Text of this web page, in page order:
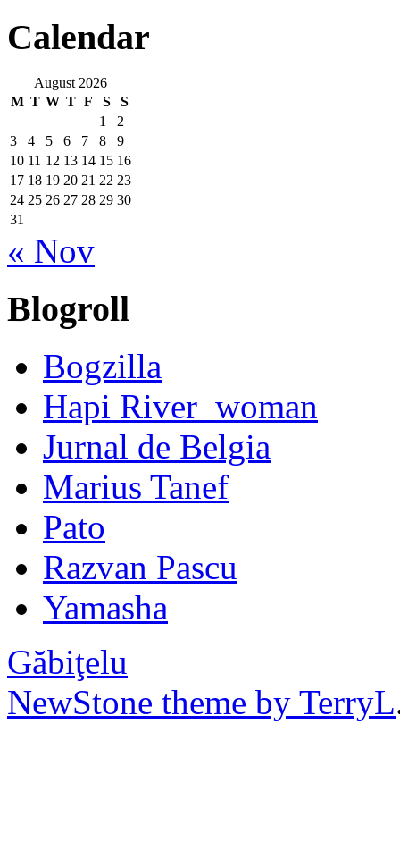
Calendar
August 2026
M T W T F S
S
1
2
3
4 5 6 7 8
9
10 11 12 13 14 15 16
17 18 19 20 21 22 23
24 25 26 27 28 29 30
31
« Nov
Blogroll
Bogzilla
Hapi River_woman
Jurnal de Belgia
Marius Tanef
Pato
Razvan Pascu
Yamasha
Găbiţelu
NewStone theme by TerryL